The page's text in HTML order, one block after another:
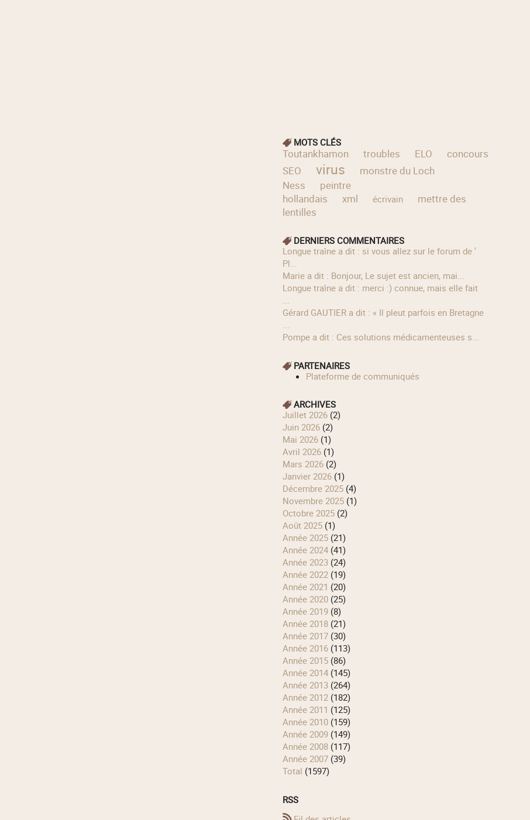
MOTS CLÉS
Toutankhamon troubles ELO
concours
SEO
virus
monstre du Loch
Ness
peintre
hollandais
xml écrivain
mettre des
lentilles
DERNIERS COMMENTAIRES
longue traîne a dit : si vous allez sur le forum de '
Pl...
Marie a dit : Bonjour, Le sujet est ancien, mai...
longue traîne a dit : merci :) connue, mais elle fait
...
Gérard GAUTIER a dit : « Il pleut parfois en Bretagne
...
Pompe a dit : Ces solutions médicamenteuses s...
PARTENAIRES
Plateforme de communiqués
ARCHIVES
juillet 2026(2)
juin 2026(2)
mai 2026(1)
avril 2026(1)
mars 2026(2)
janvier 2026(1)
décembre 2025(4)
novembre 2025(1)
octobre 2025(2)
août 2025(1)
année 2025(21)
année 2024(41)
année 2023(24)
année 2022(19)
année 2021 (20)
année 2020(25)
année 2019(8)
année 2018(21)
année 2017(30)
année 2016(113)
année 2015(86)
année 2014(145)
année 2013(264)
année 2012(182)
année 2011 (125)
année 2010(159)
année 2009(149)
année 2008(117)
année 2007(39)
total (1597)
RSS